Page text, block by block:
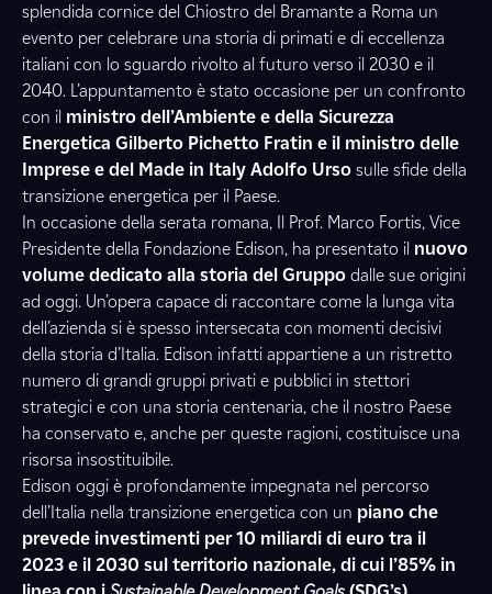
splendida cornice del Chiostro del Bramante a Roma un
evento per celebrare una storia di primati e di eccellenza
italiani con lo sguardo rivolto al futuro verso il 2030 e il
2040. L’appuntamento è stato occasione per un confronto
con il ministro dell’Ambiente e della Sicurezza
Energetica Gilberto Pichetto Fratin e il ministro delle
Imprese e del Made in Italy Adolfo Urso sulle sfide della
transizione energetica per il Paese.
In occasione della serata romana, Il Prof. Marco Fortis, Vice
Presidente della Fondazione Edison, ha presentato il nuovo
volume dedicato alla storia del Gruppo dalle sue origini
ad oggi. Un’opera capace di raccontare come la lunga vita
dell’azienda si è spesso intersecata con momenti decisivi
della storia d’Italia. Edison infatti appartiene a un ristretto
numero di grandi gruppi privati e pubblici in stettori
strategici e con una storia centenaria, che il nostro Paese
ha conservato e, anche per queste ragioni, costituisce una
risorsa insostituibile.
Edison oggi è profondamente impegnata nel percorso
dell’Italia nella transizione energetica con un piano che
prevede investimenti per 10 miliardi di euro tra il
2023 e il 2030 sul territorio nazionale, di cui l’85% in